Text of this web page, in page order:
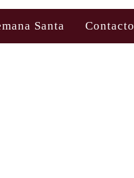
Santa Contacto